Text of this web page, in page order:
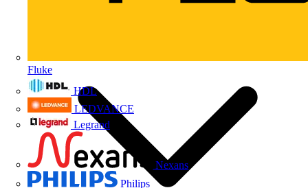
Fluke
HDL
LEDVANCE
Legrand
Nexans
Philips